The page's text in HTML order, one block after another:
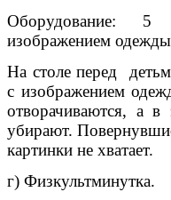
Оборудование: 5
изображением
На столе перед
с изображением
отворачиваются, а
убирают.
картинки не хватает.
г) Физкультминутка.